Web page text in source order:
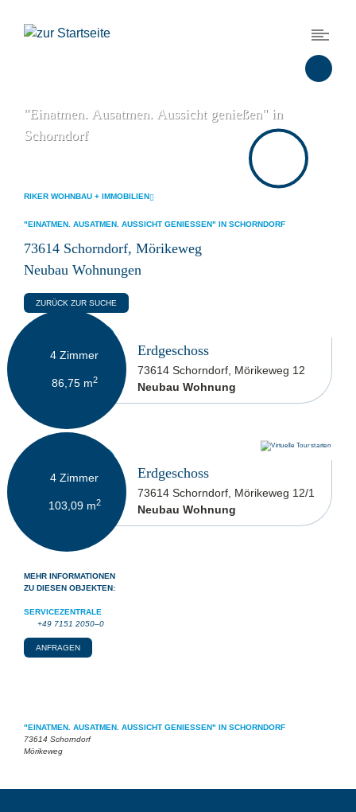
"Einatmen. Ausatmen. Aussicht genießen" in
Schorndorf
RIKER WOHNBAU + IMMOBILIEN
"EINATMEN. AUSATMEN. AUSSICHT GENIESSEN" IN SCHORNDORF
73614 Schorndorf, Mörikeweg
Neubau Wohnungen
ZURÜCK ZUR SUCHE
4 Zimmer
86,75 m2
Erdgeschoss
73614 Schorndorf, Mörikeweg 12
Neubau Wohnung
4 Zimmer
103,09 m2
Erdgeschoss
73614 Schorndorf, Mörikeweg 12/1
Neubau Wohnung
MEHR INFORMATIONEN
ZU DIESEN OBJEKTEN:
SERVICEZENTRALE
+49 7151 2050–0
ANFRAGEN
"EINATMEN. AUSATMEN. AUSSICHT GENIESSEN" IN SCHORNDORF
73614 Schorndorf
Mörikeweg